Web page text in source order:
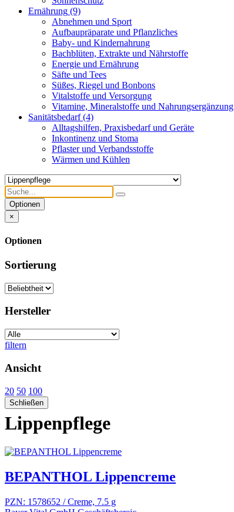
Ernährung (9)
Abnehmen und Sport
Aufbaupräparate und Pflanzliches
Baby- und Kindernahrung
Bachblüten, Extrakte und Nährstoffe
Energie und Ernährung
Säfte und Tees
Süßes, Riegel und Bonbons
Vitalstoffe und Versorgung
Vitamine, Mineralstoffe und Nahrungsergänzung
Sanitätsbedarf(4)
Alltagshilfen, Praxisbedarf und Geräte
Inkontinenz und Stoma
Pflaster und Verbandsstoffe
Wärmen und Kühlen
Optionen
×
Optionen
Sortierung
Hersteller
filtern
Ansicht
20 50 100
Schließen
Lippenpflege
BEPANTHOL Lippencreme
PZN: 1578652 / Creme, 7.5 g